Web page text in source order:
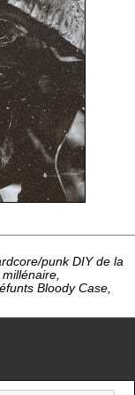
punk DIY de la
Bloody Case,